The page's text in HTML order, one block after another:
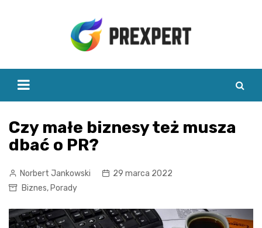
Czy małe biznesy też musza
dbać o PR?
Norbert Jankowski
29 marca 2022
Biznes, Porady